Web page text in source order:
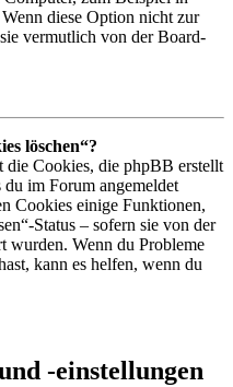
diese Option nicht zur
vermutlich von der Board-
löschen“?
die Cookies, die phpBB erstellt
du im Forum angemeldet
Cookies einige Funktionen,
Status – sofern sie von der
Wenn du Probleme
kann es helfen, wenn du
-einstellungen